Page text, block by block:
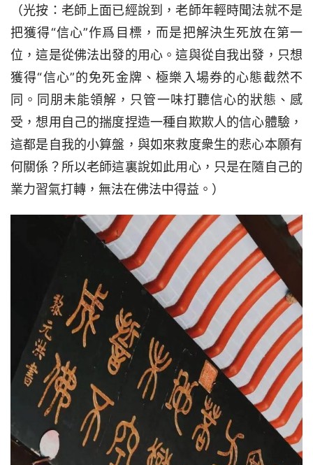
（光按：老師上面已經說到，老師年輕時聞法就不是
把獲得“信心”作爲目標，而是把解決生死放在第一
位，這是從佛法出發的用心。這與從自我出發，只想
獲得“信心”的免死金牌、極樂入場券的心態截然不
同。同朋未能領解，只管一味打聽信心的狀態、感
受，想用自己的揣度捏造一種自欺欺人的信心體驗，
這都是自我的小算盤，與如來救度衆生的悲心本願有
何關係？所以老師這裏說如此用心，只是在隨自己的
業力習氣打轉，無法在佛法中得益。）